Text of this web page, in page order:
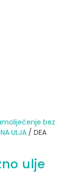
bez
ULJA/ DEA
ulje